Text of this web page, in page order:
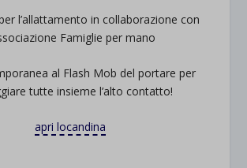
l’allattamento in collaborazione con
Famiglie per mano
al Flash Mob del portare per
tutte insieme l’alto contatto!
apri locandina